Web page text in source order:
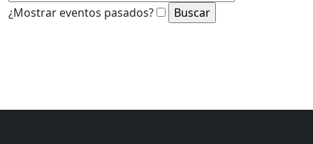
¿Mostrar eventos pasados?